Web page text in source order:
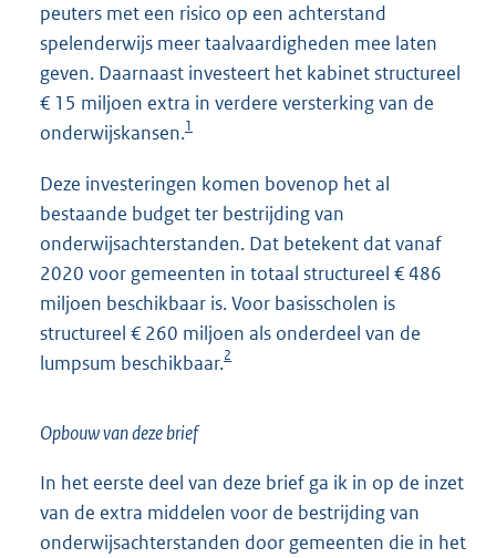
peuters met een risico op een achterstand
spelenderwijs meer taalvaardigheden mee laten
geven. Daarnaast investeert het kabinet structureel
€ 15 miljoen extra in verdere versterking van de
onderwijskansen.1
Deze investeringen komen bovenop het al
bestaande budget ter bestrijding van
onderwijsachterstanden. Dat betekent dat vanaf
2020 voor gemeenten in totaal structureel € 486
miljoen beschikbaar is. Voor basisscholen is
structureel € 260 miljoen als onderdeel van de
lumpsum beschikbaar.2
Opbouw van deze brief
In het eerste deel van deze brief ga ik in op de inzet
van de extra middelen voor de bestrijding van
onderwijsachterstanden door gemeenten die in het